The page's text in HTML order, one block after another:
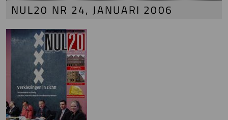
NUL20 NR 24, JANUARI 2006